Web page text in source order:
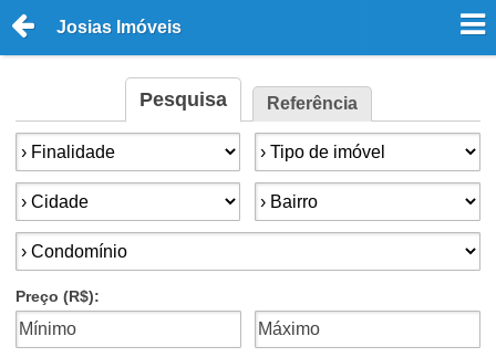
Josias Imóveis
Pesquisa Referência
Finalidade: Tipo de imóvel:
Cidade: Bairro:
Condomínios:
Preço (R$):